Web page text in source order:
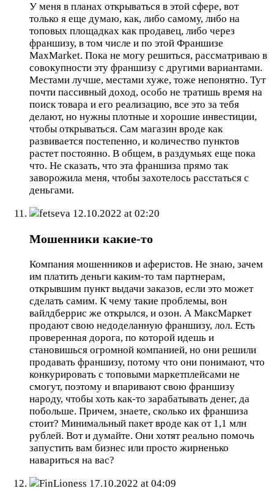
У меня в планах открываться в этой сфере, вот
только я еще думаю, как, либо самому, либо на
топовых площадках как продавец, либо через
франшизу, в том числе и по этой Франшизе
MaxMarket. Пока не могу решиться, рассматриваю в
совокупности эту франшизу с другими вариантами.
Местами лучше, местами хуже, тоже непонятно. Тут
почти пассивный доход, особо не тратишь время на
поиск товара и его реализацию, все это за тебя
делают, но нужны плотные и хорошие инвестиции,
чтобы открываться. Сам магазин вроде как
развивается постепенно, и количество пунктов
растет постоянно. В общем, в раздумьях еще пока
что. Не сказать, что эта франшиза прямо так
заворожила меня, чтобы захотелось расстаться с
деньгами.
fetseva 12.10.2022 at 02:20
Мошенники какие-то
Компания мошенников и аферистов. Не знаю, зачем
им платить деньги каким-то там партнерам,
открывшим пункт выдачи заказов, если это может
сделать самим. К чему такие проблемы, вон
вайлдберрис же открылся, и озон. А МаксМаркет
продают свою недоделанную франшизу, лол. Есть
проверенная дорога, по которой идешь и
становишься огромной компанией, но они решили
продавать франшизу, потому что они понимают, что
конкурировать с топовыми маркетплейсами не
смогут, поэтому и впаривают свою франшизу
народу, чтобы хоть как-то зарабатывать денег, да
побольше. Причем, знаете, сколько их франшиза
стоит? Минимальный пакет вроде как от 1,1 млн
рублей. Вот и думайте. Они хотят реально помочь
запустить вам бизнес или просто жирненько
навариться на вас?
FinLioness 17.10.2022 at 04:09